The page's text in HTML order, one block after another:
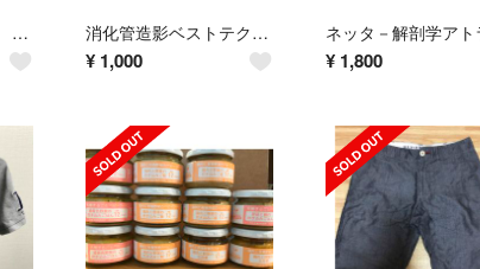
癌取扱い規約＝抜粋 消化器癌・乳癌 第１３版 消化管造影ベストテクニック
¥ 1,000 ¥ 1,800